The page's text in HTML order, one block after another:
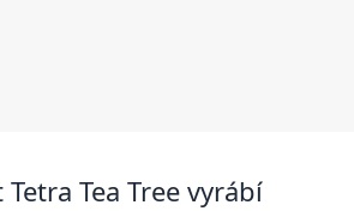
Tea Tree vyrábí